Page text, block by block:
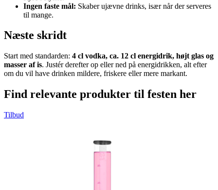
Ingen faste mål: Skaber ujævne drinks, især når der serveres
til mange.
Næste skridt
Start med standarden: 4 cl vodka, ca. 12 cl energidrik, højt glas og
masser af is. Justér derefter op eller ned på energidrikken, alt efter
om du vil have drinken mildere, friskere eller mere markant.
Find relevante produkter til festen her
Tilbud